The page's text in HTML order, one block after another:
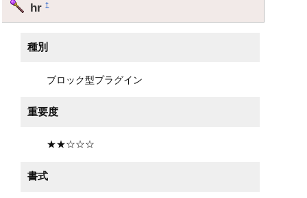
hr†
種別
ブロック型プラグイン
重要度
★★☆☆☆
書式